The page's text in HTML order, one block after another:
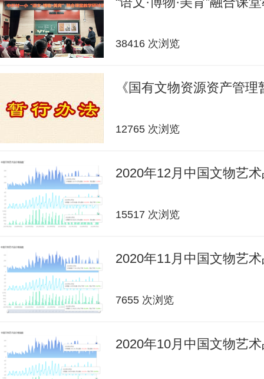
38416 次浏览
《国有文物资源资产管
12765 次浏览
2020年12月中国文物艺
15517 次浏览
2020年11月中国文物艺
7655 次浏览
2020年10月中国文物艺